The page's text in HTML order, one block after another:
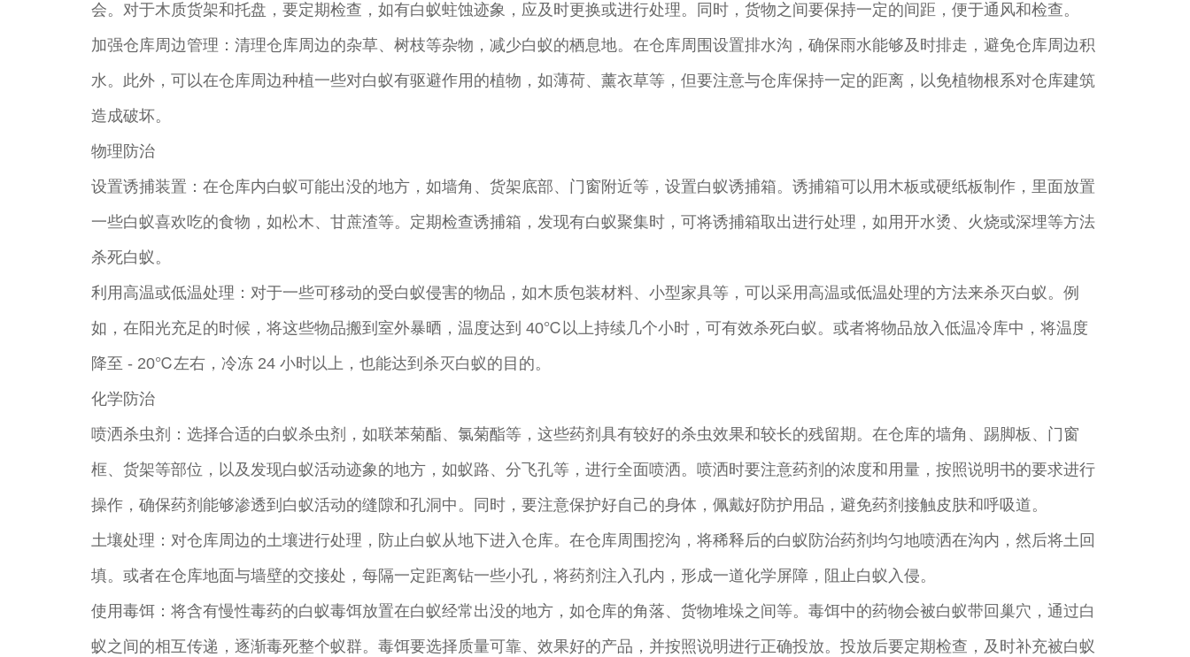
会。对于木质货架和托盘，要定期检查，如有白蚁蛀蚀迹象，应及时更换或进行处理。同时，货物之间要保持一定的间距，便于通风和检查。
加强仓库周边管理：清理仓库周边的杂草、树枝等杂物，减少白蚁的栖息地。在仓库周围设置排水沟，确保雨水能够及时排走，避免仓库周边积
水。此外，可以在仓库周边种植一些对白蚁有驱避作用的植物，如薄荷、薰衣草等，但要注意与仓库保持一定的距离，以免植物根系对仓库建筑
造成破坏。
物理防治
设置诱捕装置：在仓库内白蚁可能出没的地方，如墙角、货架底部、门窗附近等，设置白蚁诱捕箱。诱捕箱可以用木板或硬纸板制作，里面放置
一些白蚁喜欢吃的食物，如松木、甘蔗渣等。定期检查诱捕箱，发现有白蚁聚集时，可将诱捕箱取出进行处理，如用开水烫、火烧或深埋等方法
杀死白蚁。
利用高温或低温处理：对于一些可移动的受白蚁侵害的物品，如木质包装材料、小型家具等，可以采用高温或低温处理的方法来杀灭白蚁。例
如，在阳光充足的时候，将这些物品搬到室外暴晒，温度达到 40℃以上持续几个小时，可有效杀死白蚁。或者将物品放入低温冷库中，将温度
降至 - 20℃左右，冷冻 24 小时以上，也能达到杀灭白蚁的目的。
化学防治
喷洒杀虫剂：选择合适的白蚁杀虫剂，如联苯菊酯、氯菊酯等，这些药剂具有较好的杀虫效果和较长的残留期。在仓库的墙角、踢脚板、门窗
框、货架等部位，以及发现白蚁活动迹象的地方，如蚁路、分飞孔等，进行全面喷洒。喷洒时要注意药剂的浓度和用量，按照说明书的要求进行
操作，确保药剂能够渗透到白蚁活动的缝隙和孔洞中。同时，要注意保护好自己的身体，佩戴好防护用品，避免药剂接触皮肤和呼吸道。
土壤处理：对仓库周边的土壤进行处理，防止白蚁从地下进入仓库。在仓库周围挖沟，将稀释后的白蚁防治药剂均匀地喷洒在沟内，然后将土回
填。或者在仓库地面与墙壁的交接处，每隔一定距离钻一些小孔，将药剂注入孔内，形成一道化学屏障，阻止白蚁入侵。
使用毒饵：将含有慢性毒药的白蚁毒饵放置在白蚁经常出没的地方，如仓库的角落、货物堆垛之间等。毒饵中的药物会被白蚁带回巢穴，通过白
蚁之间的相互传递，逐渐毒死整个蚁群。毒饵要选择质量可靠、效果好的产品，并按照说明进行正确投放。投放后要定期检查，及时补充被白蚁